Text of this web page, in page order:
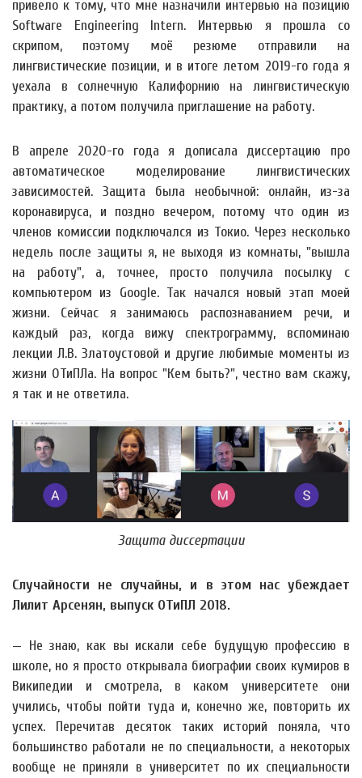
привело к тому, что мне назначили интервью на позицию
Software Engineering Intern. Интервью я прошла со
скрипом, поэтому моё резюме отправили на
лингвистические позиции, и в итоге летом 2019-го года я
уехала в солнечную Калифорнию на лингвистическую
практику, а потом получила приглашение на работу.
В апреле 2020-го года я дописала диссертацию про
автоматическое моделирование лингвистических
зависимостей. Защита была необычной: онлайн, из-за
коронавируса, и поздно вечером, потому что один из
членов комиссии подключался из Токио. Через несколько
недель после защиты я, не выходя из комнаты, "вышла
на работу", а, точнее, просто получила посылку с
компьютером из Google. Так начался новый этап моей
жизни. Сейчас я занимаюсь распознаванием речи, и
каждый раз, когда вижу спектрограмму, вспоминаю
лекции Л.В. Златоустовой и другие любимые моменты из
жизни ОТиПЛа. На вопрос "Кем быть?", честно вам скажу,
я так и не ответила.
Защита диссертации
Случайности не случайны, и в этом нас убеждает
Лилит Арсенян, выпуск ОТиПЛ 2018.
— Не знаю, как вы искали себе будущую профессию в
школе, но я просто открывала биографии своих кумиров в
Википедии и смотрела, в каком университете они
учились, чтобы пойти туда и, конечно же, повторить их
успех. Перечитав десяток таких историй поняла, что
большинство работали не по специальности, а некоторых
вообще не приняли в университет по их специальности